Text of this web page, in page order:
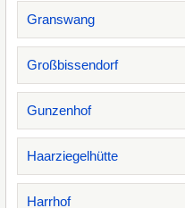
Granswang
Großbissendorf
Gunzenhof
Haarziegelhütte
Harrhof